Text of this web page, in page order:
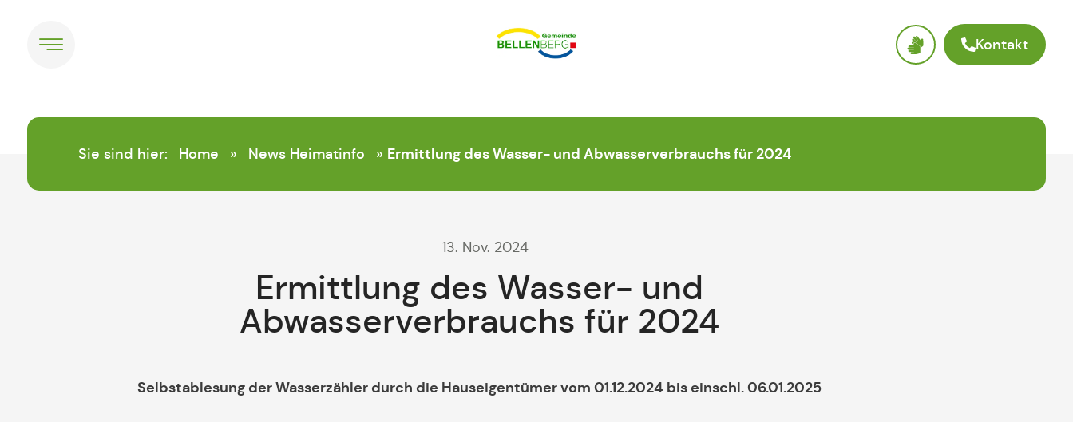
Kontakt
Sie sind hier: Home » News Heimatinfo » Ermittlung des Wasser- und Abwasserverbrauchs für 2024
13. Nov. 2024
Ermittlung des Wasser- und
Abwasserverbrauchs für 2024
Selbstablesung der Wasserzähler durch die Hauseigentümer vom 01.12.2024 bis einschl. 06.01.2025